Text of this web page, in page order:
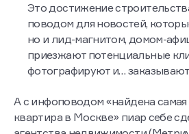
Это достижение
поводом для новостей,
но и лид-магнитом, домом-
приезжают потенциальные
фотографируют и…
А с инфоповодом «найдена самая
квартира в Москве» пиар себе